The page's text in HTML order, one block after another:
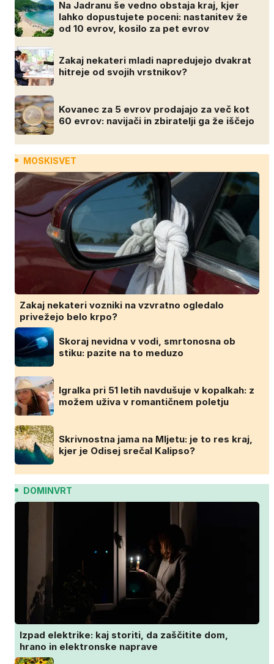
Na Jadranu še vedno obstaja kraj, kjer
lahko dopustujete poceni: nastanitev že
od 10 evrov, kosilo za pet evrov
Zakaj nekateri mladi napredujejo dvakrat
hitreje od svojih vrstnikov?
Kovanec za 5 evrov prodajajo za več kot
60 evrov: navijači in zbiratelji ga že iščejo
MOSKISVET
Zakaj nekateri vozniki na vzvratno ogledalo
privežejo belo krpo?
Skoraj nevidna v vodi, smrtonosna ob
stiku: pazite na to meduzo
Igralka pri 51 letih navdušuje v kopalkah: z
možem uživa v romantičnem poletju
Skrivnostna jama na Mljetu: je to res kraj,
kjer je Odisej srečal Kalipso?
DOMINVRT
Izpad elektrike: kaj storiti, da zaščitite dom,
hrano in elektronske naprave